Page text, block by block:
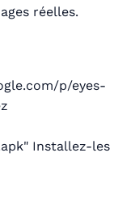
réelles.
p/eyes-
Installez-les